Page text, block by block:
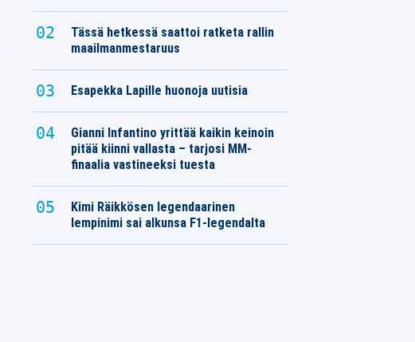
Tässä hetkessä saattoi ratketa rallin
maailmanmestaruus
Esapekka Lapille huonoja uutisia
Gianni Infantino yrittää kaikin keinoin
pitää kiinni vallasta – tarjosi MM-
finaalia vastineeksi tuesta
Kimi Räikkösen legendaarinen
lempinimi sai alkunsa F1-legendalta